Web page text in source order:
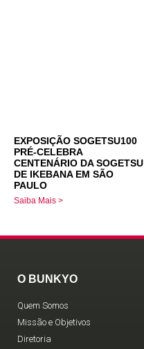
EXPOSIÇÃO SOGETSU100
PRÉ-CELEBRA
CENTENÁRIO DA SOGETSU
DE IKEBANA EM SÃO
PAULO
Saiba Mais >
O BUNKYO
Quem Somos
Missão e Objetivos
Diretoria